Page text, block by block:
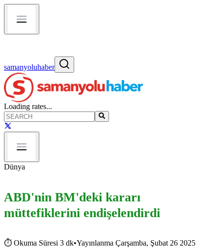
samanyoluhaber
Loading rates...
Dünya
ABD'nin BM'deki kararı
müttefiklerini endişelendirdi
⏱ Okuma Süresi 3 dk•Yayınlanma Çarşamba, Şubat 26 2025